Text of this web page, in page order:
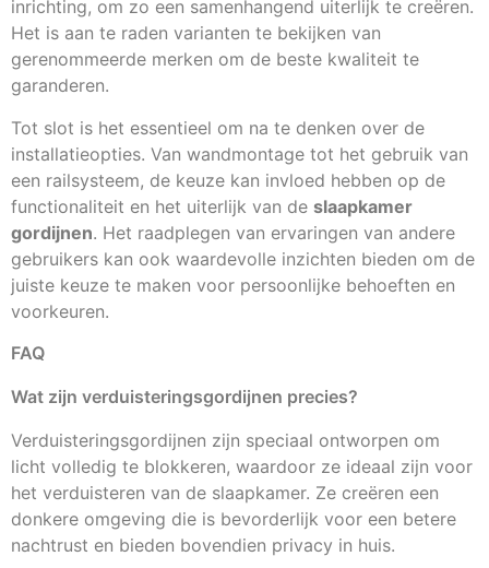
inrichting, om zo een samenhangend uiterlijk te creëren.
Het is aan te raden varianten te bekijken van
gerenommeerde merken om de beste kwaliteit te
garanderen.
Tot slot is het essentieel om na te denken over de
installatieopties. Van wandmontage tot het gebruik van
een railsysteem, de keuze kan invloed hebben op de
functionaliteit en het uiterlijk van de slaapkamer
gordijnen. Het raadplegen van ervaringen van andere
gebruikers kan ook waardevolle inzichten bieden om de
juiste keuze te maken voor persoonlijke behoeften en
voorkeuren.
FAQ
Wat zijn verduisteringsgordijnen precies?
Verduisteringsgordijnen zijn speciaal ontworpen om
licht volledig te blokkeren, waardoor ze ideaal zijn voor
het verduisteren van de slaapkamer. Ze creëren een
donkere omgeving die is bevorderlijk voor een betere
nachtrust en bieden bovendien privacy in huis.